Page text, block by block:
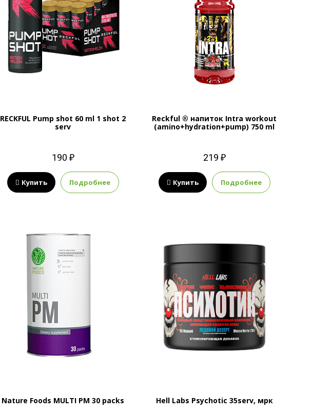
RECKFUL Pump shot 60 ml 1 shot 2
serv
190 ₽
Купить Подробнее
Reckful ® напиток Intra workout
(amino+hydration+pump) 750 ml
219 ₽
Купить Подробнее
Nature Foods MULTI PM 30 packs Hell Labs Psychotic 35serv, мрк